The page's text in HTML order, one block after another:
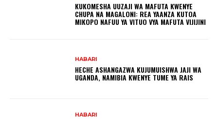
KUKOMESHA UUZAJI WA MAFUTA KWENYE
CHUPA NA MAGALONI: REA YAANZA KUTOA
MIKOPO NAFUU YA VITUO VYA MAFUTA VIJIJINI
HABARI
HECHE ASHANGAZWA KUJUMUISHWA JAJI WA
UGANDA, NAMIBIA KWENYE TUME YA RAIS
HABARI